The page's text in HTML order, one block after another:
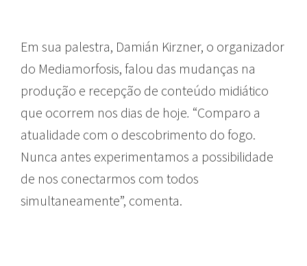
Em sua palestra, Damián Kirzner, o organizador
do Mediamorfosis, falou das mudanças na
produção e recepção de conteúdo midiático
que ocorrem nos dias de hoje. “Comparo a
atualidade com o descobrimento do fogo.
Nunca antes experimentamos a possibilidade
de nos conectarmos com todos
simultaneamente”, comenta.